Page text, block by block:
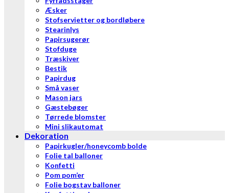
Æsker
Stofservietter og bordløbere
Stearinlys
Papirsugerør
Stofduge
Træskiver
Bestik
Papirdug
Små vaser
Mason jars
Gæstebøger
Tørrede blomster
Mini slikautomat
Dekoration
Papirkugler/honeycomb bolde
Folie tal balloner
Konfetti
Pom pom’er
Folie bogstav balloner